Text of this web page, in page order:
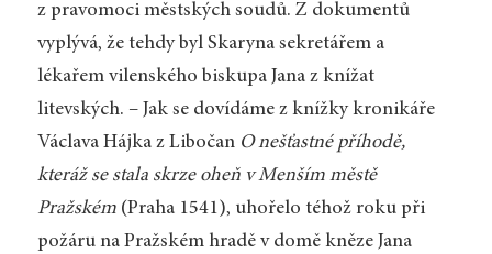
z pravomoci městských soudů. Z dokumentů
vyplývá, že tehdy byl Skaryna sekretářem a
lékařem vilenského biskupa Jana z knížat
litevských. – Jak se dovídáme z knížky kronikáře
Václava Hájka z Libočan O nešťastné příhodě,
kteráž se stala skrze oheň v Menším městě
Pražském(Praha 1541), uhořelo téhož roku při
požáru na Pražském hradě v domě kněze Jana